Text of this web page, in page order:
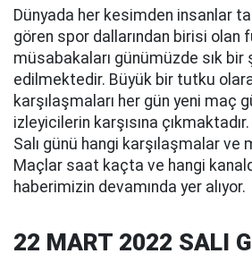
Dünyada her kesimden insanlar
gören spor dallarından birisi olan
müsabakaları günümüzde sık
edilmektedir. Büyük bir tutku
karşılaşmaları her gün yeni maç
izleyicilerin karşısına
Salı günü hangi karşılaşmalar ve
Maçlar saat kaçta ve hangi
haberimizin devamında yer alıyor.
22 MART 2022 SALI